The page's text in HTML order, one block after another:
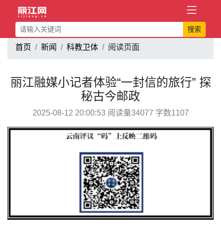
搜索
首页 新闻 科教卫体 阅读页面
丽江融媒小记者体验“一封信的旅行” 探
秘古今邮政
2025-08-12 20:00:53 阅读量34077 字数1107